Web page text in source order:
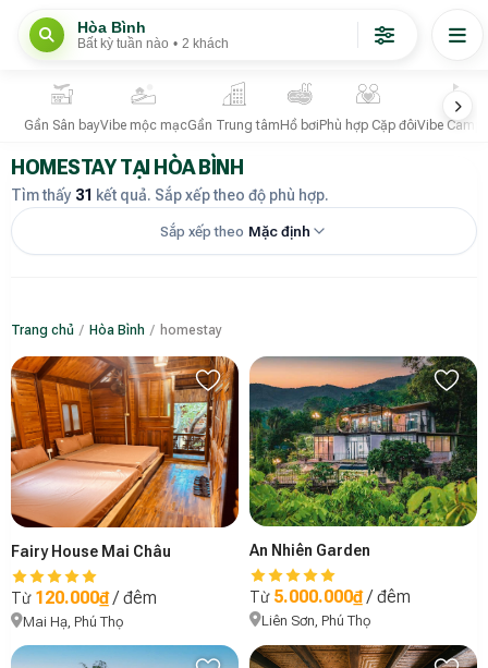
Hòa Bình
Bất kỳ tuần nào • 2 khách
Gần Sân bayVibe mộc mạcGần Trung tâm Hồ bơi Phù hợp Cặp đôiVibe
HOMESTAY TẠI HÒA BÌNH
Tìm thấy 31 kết quả. Sắp xếp theo độ phù hợp.
Sắp xếp theo Mặc định
Trang chủ / Hòa Bình / homestay
Fairy House Mai Châu
Từ 120.000₫/ đêm
Mai Hạ, Phú Thọ
An Nhiên Garden
Từ 5.000.000₫/ đêm
Liên Sơn, Phú Thọ